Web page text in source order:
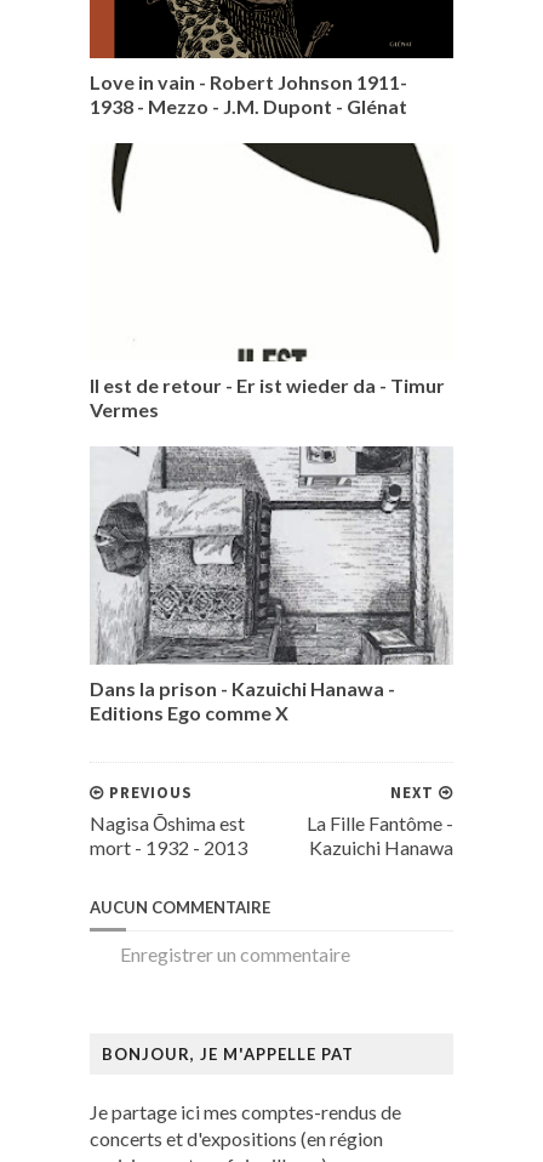
Love in vain - Robert Johnson 1911-
1938 - Mezzo - J.M. Dupont - Glénat
Il est de retour - Er ist wieder da - Timur
Vermes
Dans la prison - Kazuichi Hanawa -
Editions Ego comme X
NEXT
La Fille Fantôme -
Kazuichi Hanawa
PREVIOUS
Nagisa Ōshima est
mort - 1932 - 2013
AUCUN COMMENTAIRE
Enregistrer un commentaire
BONJOUR, JE M'APPELLE PAT
Je partage ici mes comptes-rendus de
concerts et d'expositions (en région